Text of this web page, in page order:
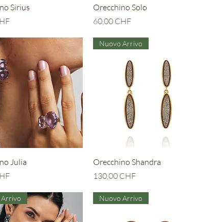
Vista rapida
Sirius
Vista rapida
Orecchino Solo
Prezzo
60,00 CHF
Vista rapida
Julia
Vista rapida
Nuovo Arrivo
Orecchino Shandra
Prezzo
130,00 CHF
Nuovo Arrivo